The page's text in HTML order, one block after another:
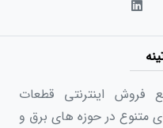
فروش اینترنتی قطعات
متنوع در حوزه های برق و